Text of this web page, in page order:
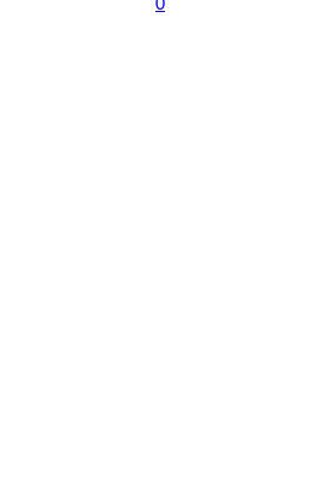
0